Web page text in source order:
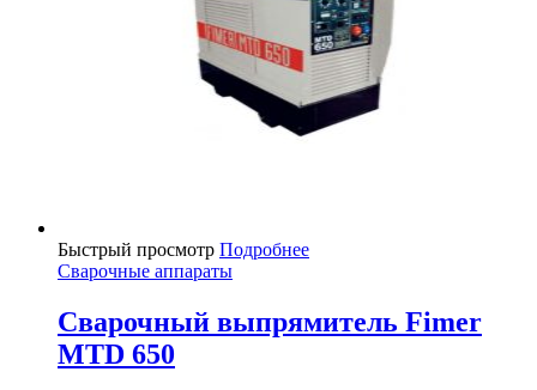
Быстрый просмотр Подробнее
Сварочные аппараты
Сварочный выпрямитель Fimer
MTD 650